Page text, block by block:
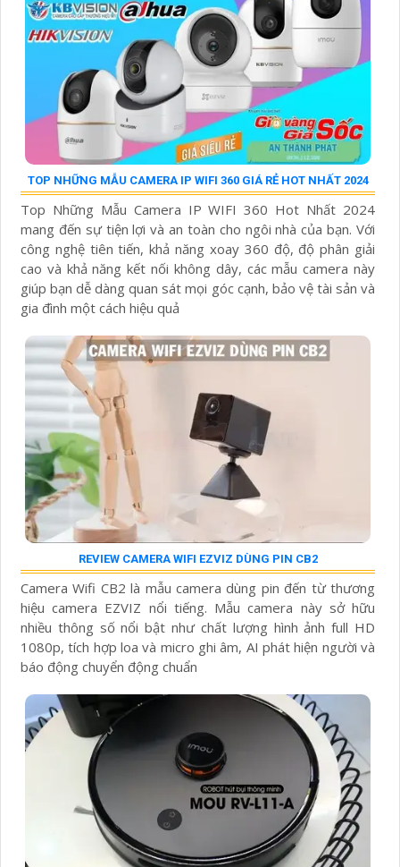
TOP NHỮNG MẪU CAMERA IP WIFI 360 GIÁ RẺ HOT NHẤT 2024
Top Những Mẫu Camera IP WIFI 360 Hot Nhất 2024
mang đến sự tiện lợi và an toàn cho ngôi nhà của bạn. Với
công nghệ tiên tiến, khả năng xoay 360 độ, độ phân giải
cao và khả năng kết nối không dây, các mẫu camera này
giúp bạn dễ dàng quan sát mọi góc cạnh, bảo vệ tài sản và
gia đình một cách hiệu quả
REVIEW CAMERA WIFI EZVIZ DÙNG PIN CB2
Camera Wifi CB2 là mẫu camera dùng pin đến từ thương
hiệu camera EZVIZ nổi tiếng. Mẫu camera này sở hữu
nhiều thông số nổi bật như chất lượng hình ảnh full HD
1080p, tích hợp loa và micro ghi âm, AI phát hiện người và
báo động chuyển động chuẩn